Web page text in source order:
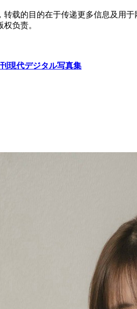
载的目的在于传递更多信息及用
负责。
現代デジタル写真集